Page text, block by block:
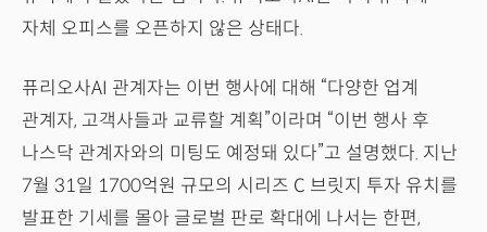
자체 오피스를 오픈하지 않은 상태다.
퓨리오사AI 관계자는 이번 행사에 대해 “다양한 업계
관계자, 고객사들과 교류할 계획”이라며 “이번 행사 후
나스닥 관계자와의 미팅도 예정돼 있다”고 설명했다. 지난
7월 31일 1700억원 규모의 시리즈 C 브릿지 투자 유치를
발표한 기세를 몰아 글로벌 판로 확대에 나서는 한편,